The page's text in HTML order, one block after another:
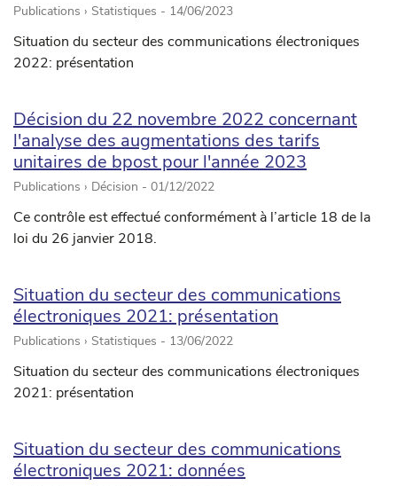
Publications › Statistiques - 14/06/2023
Situation du secteur des communications électroniques
2022: présentation
Décision du 22 novembre 2022 concernant
l'analyse des augmentations des tarifs
unitaires de bpost pour l'année 2023
Publications › Décision - 01/12/2022
Ce contrôle est effectué conformément à l’article 18 de la
loi du 26 janvier 2018.
Situation du secteur des communications
électroniques 2021: présentation
Publications › Statistiques - 13/06/2022
Situation du secteur des communications électroniques
2021: présentation
Situation du secteur des communications
électroniques 2021: données